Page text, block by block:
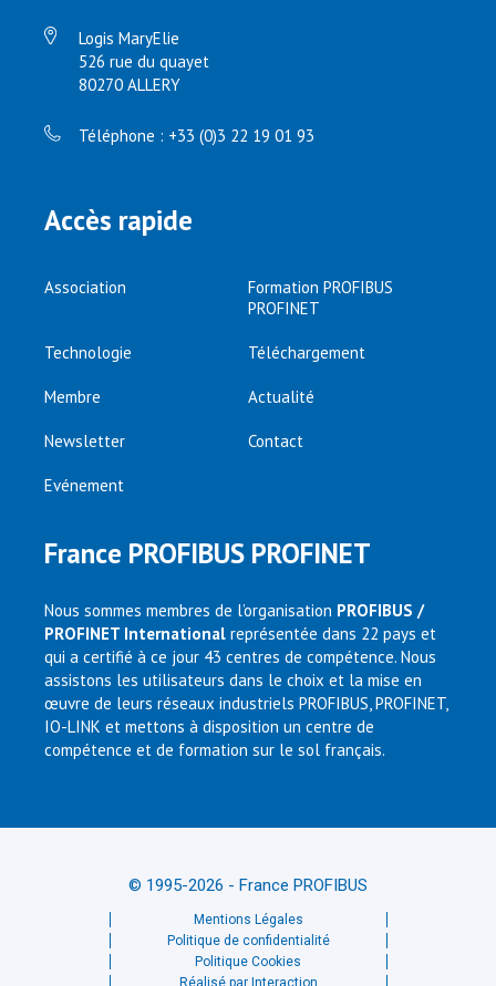
Logis MaryElie
526 rue du quayet
80270 ALLERY
Téléphone : +33 (0)3 22 19 01 93
Accès rapide
Association
Formation PROFIBUS
PROFINET
Technologie Téléchargement
Membre Actualité
Newsletter Contact
Evénement
France PROFIBUS PROFINET
Nous sommes membres de l’organisation PROFIBUS /
PROFINET International représentée dans 22 pays et
qui a certifié à ce jour 43 centres de compétence. Nous
assistons les utilisateurs dans le choix et la mise en
œuvre de leurs réseaux industriels PROFIBUS, PROFINET,
IO-LINK et mettons à disposition un centre de
compétence et de formation sur le sol français.
© 1995-2026 - France PROFIBUS
Mentions Légales
Politique de confidentialité
Politique Cookies
Réalisé par Interaction